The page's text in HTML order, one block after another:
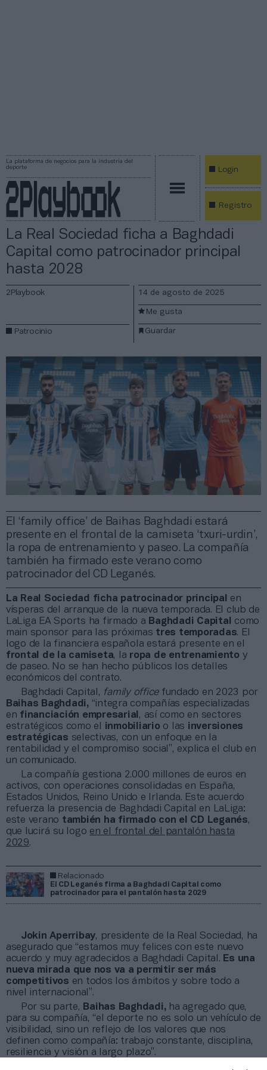
La plataforma de negocios para la industria del
deporte
Login
Registro
La Real Sociedad ficha a Baghdadi
Capital como patrocinador principal
hasta 2028
El ‘family office’ de Baihas Baghdadi estará
presente en el frontal de la camiseta ‘txuri-urdin’,
la ropa de entrenamiento y paseo. La compañía
también ha firmado este verano como
patrocinador del CD Leganés.
2Playbook
Patrocinio
14 de agosto de 2025
Guardar
Me gusta
La Real Sociedad ficha patrocinador principal
en
vísperas del arranque de la nueva temporada. El club de
LaLiga EA Sports ha firmado a Baghdadi Capital
como
main sponsor para las próximas tres temporadas. El
logo de la financiera española estará presente en el
frontal de la camiseta, la ropa de entrenamiento y
de paseo. No se han hecho públicos los detalles
económicos del contrato.
Baghdadi Capital, family officefundado en 2023 por
Baihas Baghdadi, “integra compañías especializadas
en financiación empresarial , así como en sectores
estratégicos como el inmobiliario o las inversiones
estratégicas selectivas, con un enfoque en la
rentabilidad y el compromiso social”, explica el club en
un comunicado.
La compañía gestiona 2.000 millones de euros en
activos, con operaciones consolidadas en España,
Estados Unidos, Reino Unido e Irlanda. Este acuerdo
refuerza la presencia de Baghdadi Capital en LaLiga:
este verano también ha firmado con el CD Leganés,
que lucirá su logo en el frontal del pantalón hasta
2029.
Relacionado
El CD Leganés firma a Baghdadi Capital como
patrocinador para el pantalón hasta 2029
Jokin Aperribay, presidente de la Real Sociedad, ha
asegurado que “estamos muy felices con este nuevo
acuerdo y muy agradecidos a Baghdadi Capital. Es una
nueva mirada que nos va a permitir ser más
competitivos en todos los ámbitos y sobre todo a
nivel internacional”.
Por su parte, Baihas Baghdadi, ha agregado que,
para su compañía, “el deporte no es solo un vehículo de
visibilidad, sino un reflejo de los valores que nos
definen como compañía: trabajo constante, disciplina,
resiliencia y visión a largo plazo”.